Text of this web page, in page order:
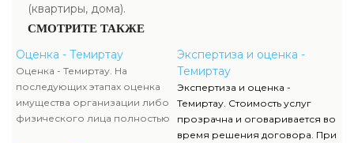
(квартиры, дома).
СМОТРИТЕ ТАКЖЕ
Оценка - Темиртау
Оценка - Темиртау. На
последующих этапах оценка
имущества организации либо
физического лица полностью
Экспертиза и оценка -
Темиртау
Экспертиза и оценка -
Темиртау. Стоимость услуг
прозрачна и оговаривается во
время решения договора. При